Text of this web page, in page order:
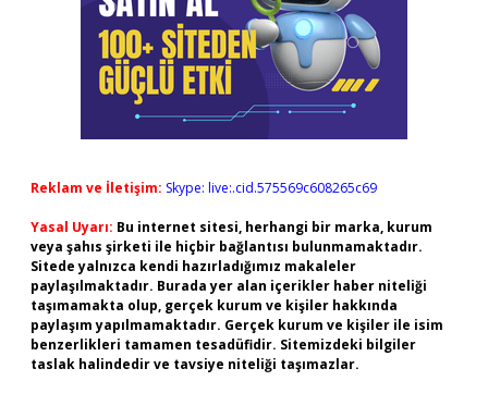
Reklam ve İletişim: Skype: live:.cid.575569c608265c69
Yasal Uyarı: Bu internet sitesi, herhangi bir marka, kurum
veya şahıs şirketi ile hiçbir bağlantısı bulunmamaktadır.
Sitede yalnızca kendi hazırladığımız makaleler
paylaşılmaktadır. Burada yer alan içerikler haber niteliği
taşımamakta olup, gerçek kurum ve kişiler hakkında
paylaşım yapılmamaktadır. Gerçek kurum ve kişiler ile isim
benzerlikleri tamamen tesadüfidir. Sitemizdeki bilgiler
taslak halindedir ve tavsiye niteliği taşımazlar.